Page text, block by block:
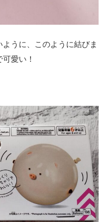
うに、このように結びま
愛い！